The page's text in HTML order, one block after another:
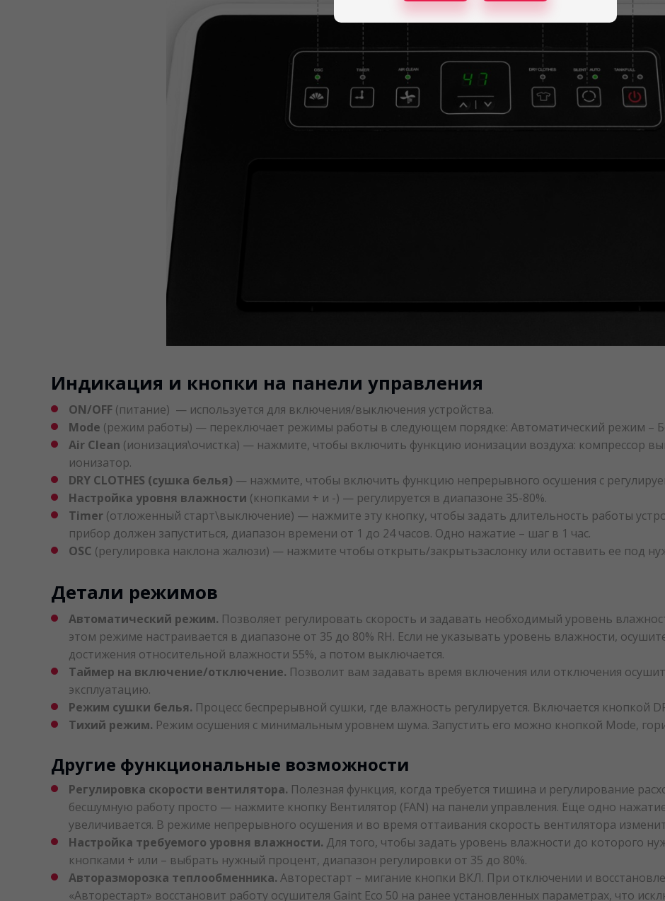
Индикация и кнопки на панели управления
ON/OFF (питание) — используется для включения/выключения устройства.
Mode (режим работы) — переключает режимы работы в следующем порядке: Автоматический режим –
Air Clean (ионизация\очистка) — нажмите, чтобы включить функцию ионизации воздуха: компрессор
ионизатор.
DRY CLOTHES (сушка белья) — нажмите, чтобы включить функцию непрерывного осушения с
Настройка уровня влажности (кнопками + и -) — регулируется в диапазоне 35-80%.
Timer (отложенный старт\выключение) — нажмите эту кнопку, чтобы задать длительность работы
прибор должен запуститься, диапазон времени от 1 до 24 часов. Одно нажатие – шаг в 1 час.
OSC (регулировка наклона жалюзи) — нажмите чтобы открыть/закрытьзаслонку или оставить ее под
Детали режимов
Автоматический режим. Позволяет регулировать скорость и задавать необходимый уровень
этом режиме настраивается в диапазоне от 35 до 80% RH. Если не указывать уровень влажности,
достижения относительной влажности 55%, а потом выключается.
Таймер на включение/отключение. Позволит вам задавать время включения или отключения
эксплуатацию.
Режим сушки белья. Процесс беспрерывной сушки, где влажность регулируется. Включается кнопкой
Тихий режим. Режим осушения с минимальным уровнем шума. Запустить его можно кнопкой Mode,
Другие функциональные возможности
Регулировка скорости вентилятора. Полезная функция, когда требуется тишина и регулирование
бесшумную работу просто — нажмите кнопку Вентилятор (FAN) на панели управления. Еще одно
увеличивается. В режиме непрерывного осушения и во время оттаивания скорость вентилятора
Настройка требуемого уровня влажности. Для того, чтобы задать уровень влажности до которого
кнопками + или – выбрать нужный процент, диапазон регулировки от 35 до 80%.
Авторазморозка теплообменника. Авторестарт – мигание кнопки ВКЛ. При отключении и
«Авторестарт» восстановит работу осушителя Gaint Eco 50 на ранее установленных параметрах, что